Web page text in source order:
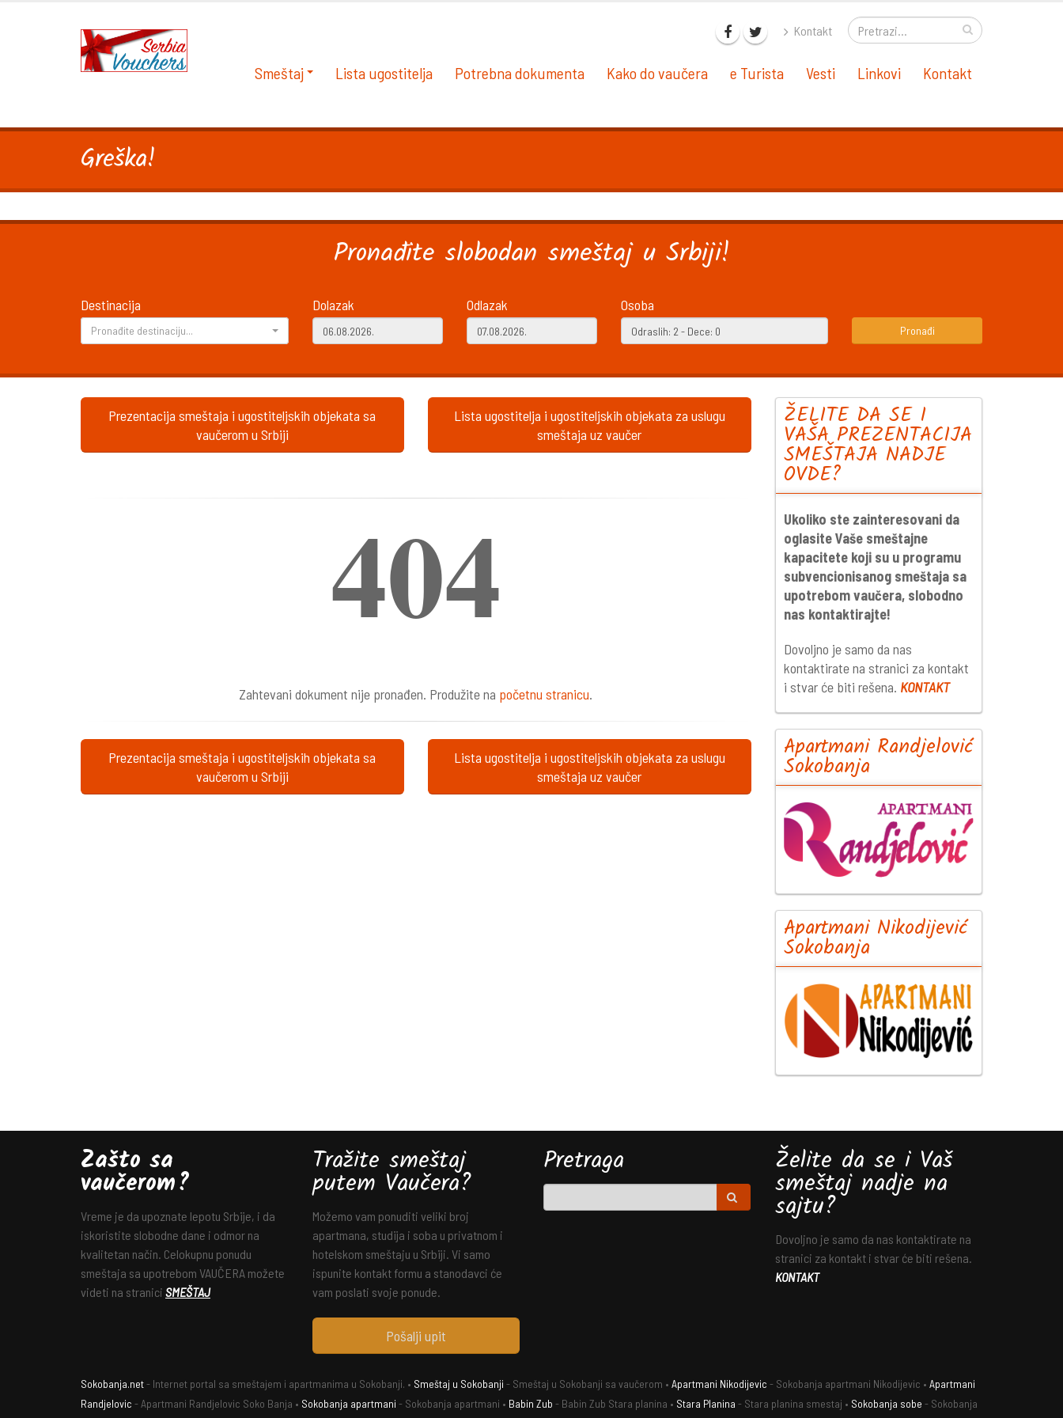
Kontakt
Smeštaj Lista ugostitelja Potrebna dokumenta Kako do vaučera e Turista Vesti Linkovi Kontakt
Greška!
Pronađite slobodan smeštaj u Srbiji!
Destinacija
Pronađite destinaciju...
Dolazak Odlazak Osoba
Pronađi
Prezentacija smeštaja i ugostiteljskih objekata sa
vaučerom u Srbiji
Lista ugostitelja i ugostiteljskih objekata za uslugu
smeštaja uz vaučer
404
Zahtevani dokument nije pronađen. Produžite na početnu stranicu.
Prezentacija smeštaja i ugostiteljskih objekata sa
vaučerom u Srbiji
Lista ugostitelja i ugostiteljskih objekata za uslugu
smeštaja uz vaučer
ŽELITE DA SE I
VAŠA PREZENTACIJA
SMEŠTAJA NADJE
OVDE?
Ukoliko ste zainteresovani da
oglasite Vaše smeštajne
kapacitete koji su u programu
subvencionisanog smeštaja sa
upotrebom vaučera, slobodno
nas kontaktirajte!
Dovoljno je samo da nas
kontaktirate na stranici za kontakt
i stvar će biti rešena. KONTAKT
Apartmani Randjelović
Sokobanja
Apartmani Nikodijević
Sokobanja
Zašto sa
vaučerom?
Vreme je da upoznate lepotu Srbije, i da
iskoristite slobodne dane i odmor na
kvalitetan način. Celokupnu ponudu
smeštaja sa upotrebom VAUČERA možete
videti na stranici SMEŠTAJ
Tražite smeštaj
putem Vaučera?
Možemo vam ponuditi veliki broj
apartmana, studija i soba u privatnom i
hotelskom smeštaju u Srbiji. Vi samo
ispunite kontakt formu a stanodavci će
vam poslati svoje ponude.
Pošalji upit
Pretraga Želite da se i Vaš
smeštaj nadje na
sajtu?
Dovoljno je samo da nas kontaktirate na
stranici za kontakt i stvar će biti rešena.
KONTAKT
Sokobanja.net- Internet portal sa smeštajem i apartmanima u Sokobanji. • Smeštaj u Sokobanji - Smeštaj u Sokobanji sa vaučerom • Apartmani Nikodijevic - Sokobanja apartmani Nikodijevic • Apartmani
Randjelovic - Apartmani Randjelovic Soko Banja • Sokobanja apartmani - Sokobanja apartmani • Babin Zub - Babin Zub Stara planina • Stara Planina - Stara planina smestaj • Sokobanja sobe - Sokobanja